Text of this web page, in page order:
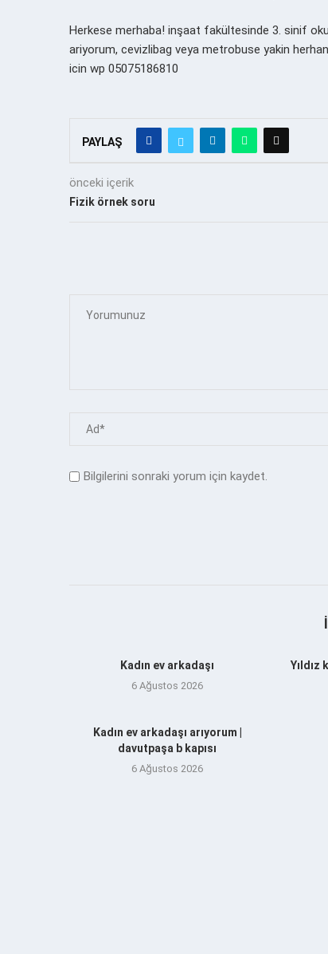
Herkese merhaba! inşaat fakültesinde 3. sinif
ariyorum, cevizlibag veya metrobuse yakin
icin wp 05075186810
PAYLAŞ
önceki içerik
Fizik örnek soru
Bilgilerini sonraki yorum için kaydet.
Kadın ev arkadaşı
6 Ağustos 2026
Yıldız
Kadın ev arkadaşı arıyorum |
davutpaşa b kapısı
6 Ağustos 2026